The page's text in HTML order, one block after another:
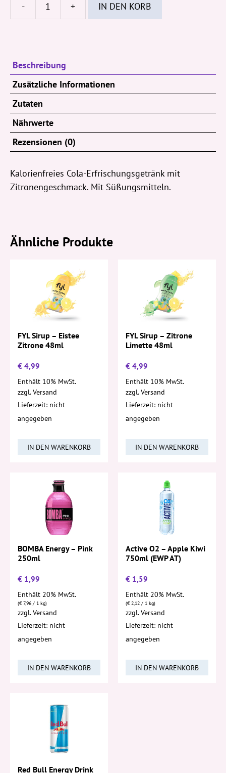
-
Sprite
(EWP)
Menge
+ IN DEN KORB
Beschreibung
Zusätzliche Informationen
Zutaten
Nährwerte
Rezensionen (0)
Kalorienfreies Cola-Erfrischungsgetränk mit
Zitronengeschmack. Mit Süßungsmitteln.
Ähnliche Produkte
FYL Sirup – Eistee
Zitrone 48ml
€ 4,99
Enthält 10% MwSt.
zzgl.Versand
Lieferzeit: nicht
angegeben
IN DEN WARENKORB
FYL Sirup – Zitrone
Limette 48ml
€ 4,99
Enthält 10% MwSt.
zzgl.Versand
Lieferzeit: nicht
angegeben
IN DEN WARENKORB
BOMBA Energy – Pink
250ml
€ 1,99
Enthält 20% MwSt.
(€7,96 / 1 kg)
zzgl.Versand
Lieferzeit: nicht
angegeben
IN DEN WARENKORB
Active O2 – Apple Kiwi
750ml (EWP AT)
€ 1,59
Enthält 20% MwSt.
(€2,12 / 1 kg)
zzgl.Versand
Lieferzeit: nicht
angegeben
IN DEN WARENKORB
Red Bull Energy Drink